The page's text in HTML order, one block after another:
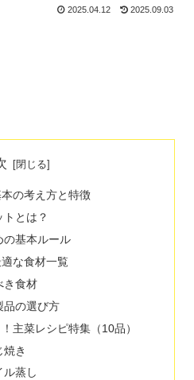
2025.04.12 2025.09.03
の考え方と特徴
とは？
の基本ルール
な食材一覧
き食材
品の選び方
主菜レシピ特集（10品）
き
ル蒸し